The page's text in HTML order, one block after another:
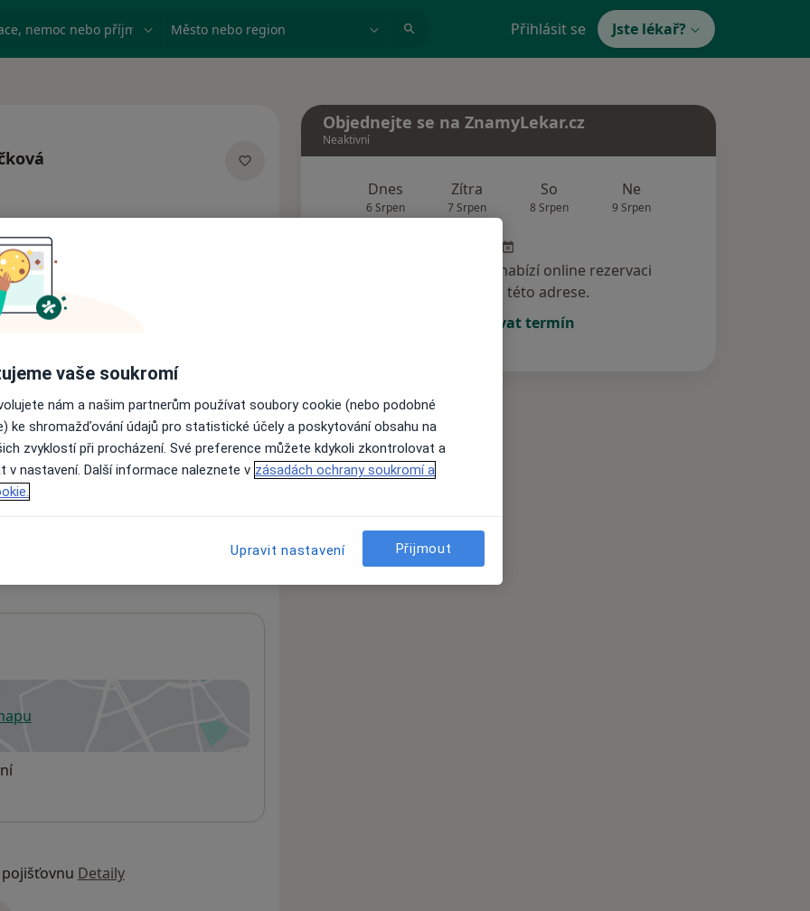
nemoc nebo příjmení Město nebo region Přihlásit se Jste lékař?
Rezervovat termín
Názory pacientů (1)
nejsou k dispozici
informace o svých službách.
v nové záložce
Detaily
Objednejte se na ZnamyLekar.cz
Neaktivní
Dnes
6 Srpen
Zítra
7 Srpen
So
8 Srpen
Ne
9 Srpen
Tento specialista nenabízí online rezervaci
termínu na této adrese.
Rezervovat termín
vaše soukromí
nám a našim partnerům používat soubory cookie (nebo podobné
ke shromažďování údajů pro statistické účely a poskytování obsahu na
zvyklostí při procházení. Své preference můžete kdykoli zkontrolovat a
v nastavení. Další informace naleznete v zásadách ochrany soukromí a
Upravit nastavení Přijmout